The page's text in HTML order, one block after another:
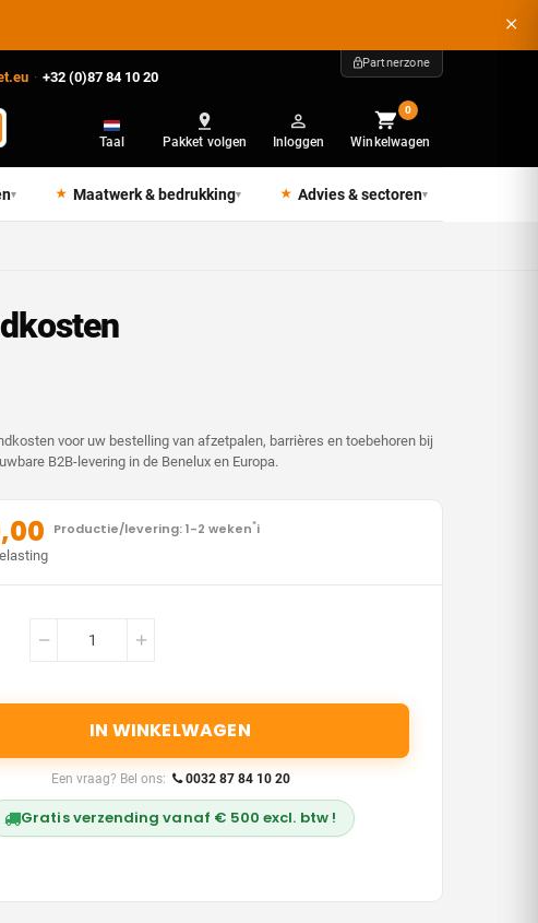
· +32 (0)87 84 10 20
Partnerzone
Taal Pakket volgen Inloggen
0
Winkelwagen
▾ Maatwerk & bedrukking▾ Advies & sectoren▾
voor uw bestelling van afzetpalen, barrières en toebehoren bij
B2B-levering in de Benelux en Europa.
Productie/levering: 1-2 weken*i
IN WINKELWAGEN
Een vraag? Bel ons: 0032 87 84 10 20
Gratis verzending vanaf € 500 excl. btw !